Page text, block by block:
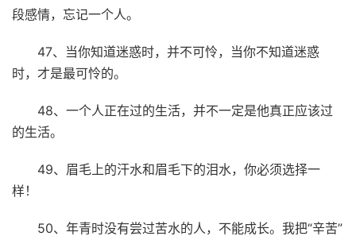
段感情，忘记一个人。
47、当你知道迷惑时，并不可怜，当你不知道迷惑
时，才是最可怜的。
48、一个人正在过的生活，并不一定是他真正应该过
的生活。
49、眉毛上的汗水和眉毛下的泪水，你必须选择一
样！
50、年青时没有尝过苦水的人，不能成长。我把“辛苦”